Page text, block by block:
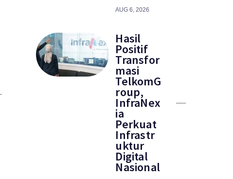
AUG 6, 2026
Hasil
Positif
Transfor
masi
TelkomG
roup,
InfraNex
ia
Perkuat
Infrastr
uktur
Digital
Nasional